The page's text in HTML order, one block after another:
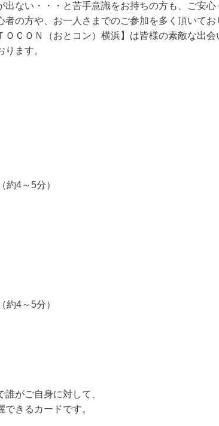
ない・・・と苦手意識をお持ちの方も、ご安心
者の方や、お一人さまでのご参加を多く頂いて
ＯＣＯＮ（おとコン）横浜】は皆様の素敵な出
ます。
約4～5分）
約4～5分）
がご自身に対して、
きるカードです。